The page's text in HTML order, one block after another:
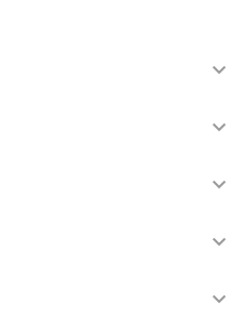




